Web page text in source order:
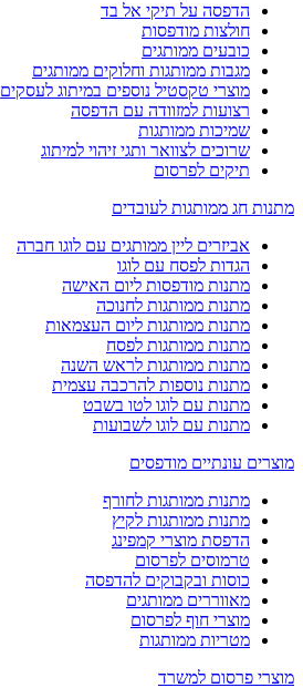
הדפסה על תיקי אל בד
חולצות מודפסות
כובעים ממותגים
מגבות ממותגות וחלוקים ממותגים
מוצרי טקסטיל נוספים במיתוג לעסקים
רצועות למזוודה עם הדפסה
שמיכות ממותגות
שרוכים לצוואר ותגי זיהוי למיתוג
תיקים לפרסום
מתנות חג ממותגות לעובדים
אביזרים ליין ממותגים עם לוגו חברה
הגדות לפסח עם לוגו
מתנות מודפסות ליום האישה
מתנות ממותגות לחנוכה
מתנות ממותגות ליום העצמאות
מתנות ממותגות לפסח
מתנות ממותגות לראש השנה
מתנות נוספות להרכבה עצמית
מתנות עם לוגו לטו בשבט
מתנות עם לוגו לשבועות
מוצרים עונתיים מודפסים
מתנות ממותגות לחורף
מתנות ממותגות לקיץ
הדפסת מוצרי קמפינג
טרמוסים לפרסום
כוסות ובקבוקים להדפסה
מאווררים ממותגים
מוצרי חוף לפרסום
מטריות ממותגות
מוצרי פרסום למשרד